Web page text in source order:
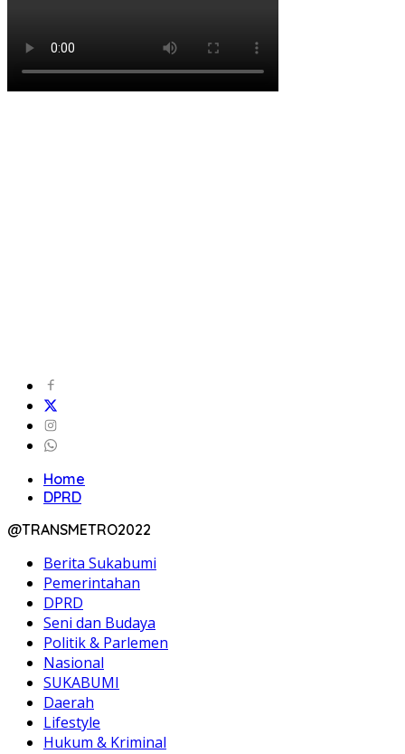
Home
DPRD
@TRANSMETRO2022
Berita Sukabumi
Pemerintahan
DPRD
Seni dan Budaya
Politik & Parlemen
Nasional
SUKABUMI
Daerah
Lifestyle
Hukum & Kriminal